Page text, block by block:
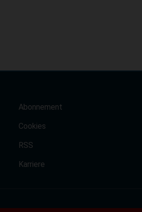
Abonnement
Cookies
RSS
Karriere